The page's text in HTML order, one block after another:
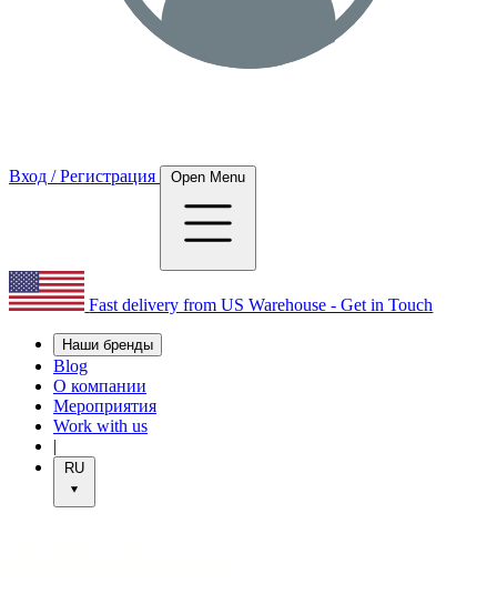
Вход / Регистрация Open Menu
Fast delivery from US Warehouse - Get in Touch
Наши бренды
Blog
О компании
Мероприятия
Work with us
|
RU